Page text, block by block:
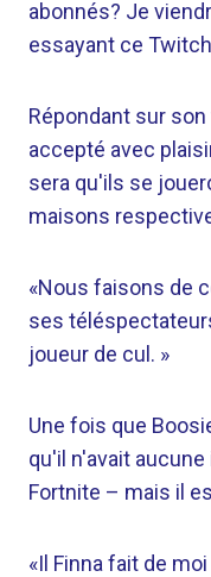
abonnés? Je
essayant ce
Répondant sur
accepté avec
sera qu'ils se
maisons
«Nous faisons de
ses
joueur de cul. »
Une fois que
qu'il n'avait
Fortnite – mais il
«Il Finna fait de